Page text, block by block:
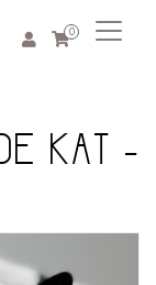
0
KAT -